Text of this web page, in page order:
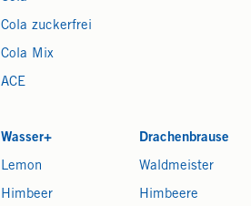
Cola zuckerfrei
Cola Mix
ACE
Wasser+
Lemon
Himbeer
Drachenbrause
Waldmeister
Himbeere